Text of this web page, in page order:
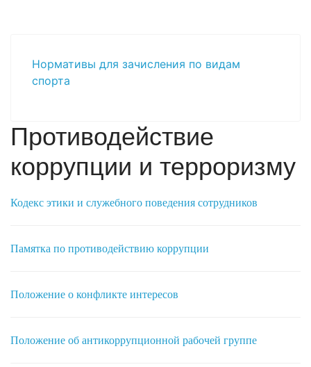
Нормативы для зачисления по видам
спорта
Противодействие
коррупции и терроризму
Кодекс этики и служебного поведения сотрудников
Памятка по противодействию коррупции
Положение о конфликте интересов
Положение об антикоррупционной рабочей группе